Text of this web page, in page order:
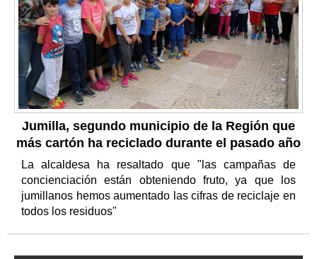
Jumilla, segundo municipio de la Región que
más cartón ha reciclado durante el pasado año
La alcaldesa ha resaltado que "las campañas de
concienciación están obteniendo fruto, ya que los
jumillanos hemos aumentado las cifras de reciclaje en
todos los residuos"